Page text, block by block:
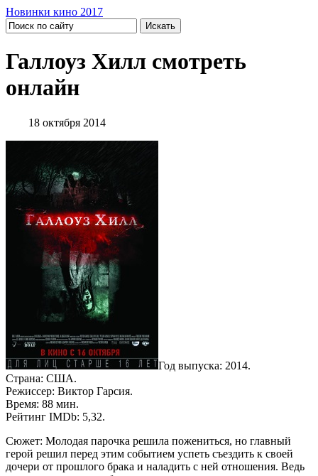
Новинки кино 2017
Галлоуз Хилл смотреть
онлайн
18 октября 2014
Год выпуска: 2014.
Страна: США.
Режиссер: Виктор Гарсия.
Время: 88 мин.
Рейтинг IMDb: 5,32.
Сюжет: Молодая парочка решила пожениться, но главный
герой решил перед этим событием успеть съездить к своей
дочери от прошлого брака и наладить с ней отношения. Ведь